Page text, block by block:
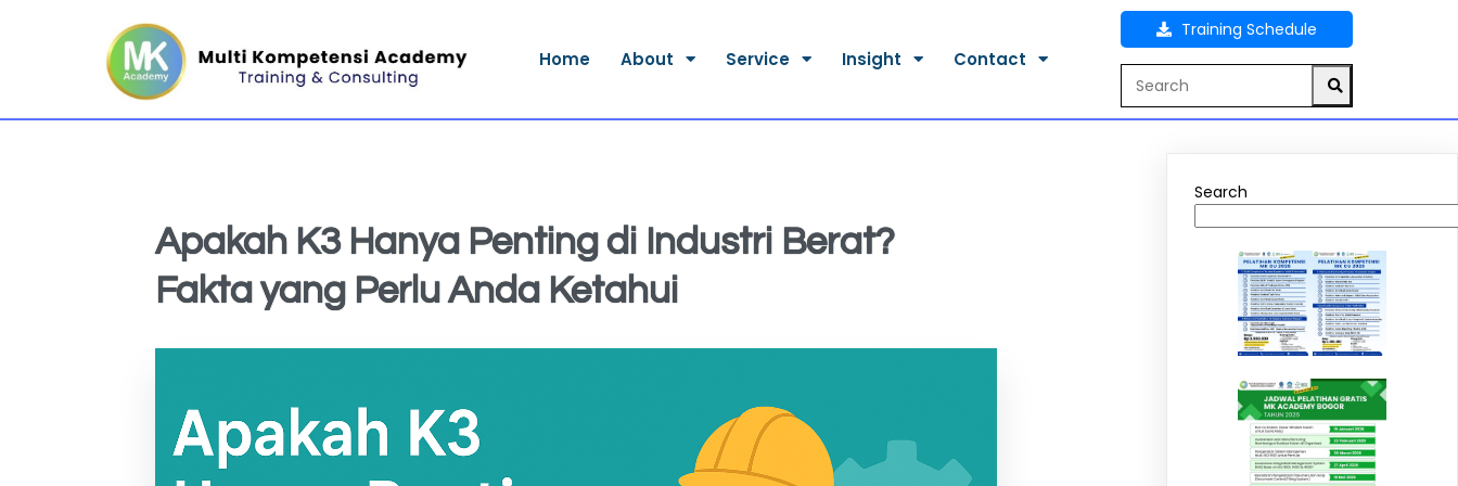
Home About Service Insight Contact
Training Schedule
Apakah K3 Hanya Penting di Industri Berat?
Fakta yang Perlu Anda Ketahui
Search